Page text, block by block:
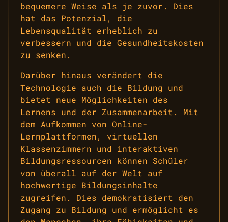
bequemere Weise als je zuvor. Dies
hat das Potenzial, die
Lebensqualität erheblich zu
verbessern und die Gesundheitskosten
zu senken.
Darüber hinaus verändert die
Technologie auch die Bildung und
bietet neue Möglichkeiten des
Lernens und der Zusammenarbeit. Mit
dem Aufkommen von Online-
Lernplattformen, virtuellen
Klassenzimmern und interaktiven
Bildungsressourcen können Schüler
von überall auf der Welt auf
hochwertige Bildungsinhalte
zugreifen. Dies demokratisiert den
Zugang zu Bildung und ermöglicht es